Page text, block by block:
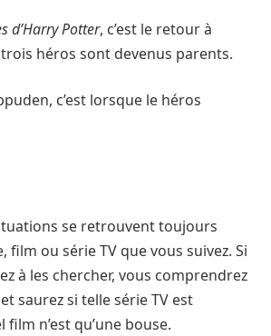
d’Harry Potter, c’est le retour à
héros sont devenus parents.
c’est lorsque le héros
se retrouvent toujours
film ou série TV que vous suivez. Si
à les chercher, vous comprendrez
saurez si telle série TV est
n’est qu’une bouse.